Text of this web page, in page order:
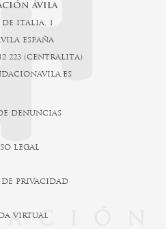
ÁVILA
DE ITALIA, 1
ESPAÑA
223 (CENTRALITA)
DENUNCIAS
LEGAL
PRIVACIDAD
VIRTUAL